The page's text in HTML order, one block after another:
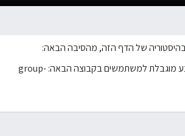
של הדף הזה, מהסיבה הבאה:
הפעולה שביקשת לבצע מוגבלת למשתמשים בקבוצה הבאה: group-